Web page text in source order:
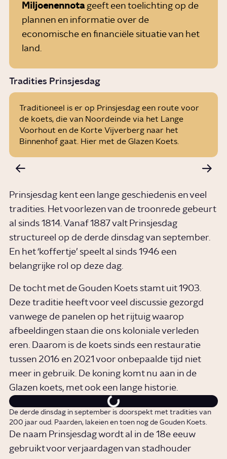
Miljoenennota geeft een toelichting op de
plannen en informatie over de
economische en financiële situatie van het
land.
Tradities Prinsjesdag
Traditioneel is er op Prinsjesdag een route voor
de koets, die van Noordeinde via het Lange
Voorhout en de Korte Vijverberg naar het
Binnenhof gaat. Hier met de Glazen Koets.
Prinsjesdag kent een lange geschiedenis en veel
tradities. Het voorlezen van de troonrede gebeurt
al sinds 1814. Vanaf 1887 valt Prinsjesdag
structureel op de derde dinsdag van september.
En het ‘koffertje’ speelt al sinds 1946 een
belangrijke rol op deze dag.
De tocht met de Gouden Koets stamt uit 1903.
Deze traditie heeft voor veel discussie gezorgd
vanwege de panelen op het rijtuig waarop
afbeeldingen staan die ons koloniale verleden
eren. Daarom is de koets sinds een restauratie
tussen 2016 en 2021 voor onbepaalde tijd niet
meer in gebruik. De koning komt nu aan in de
Glazen koets, met ook een lange historie.
De derde dinsdag in september is doorspekt met tradities van
200 jaar oud. Paarden, lakeien en toen nog de Gouden Koets.
De naam Prinsjesdag wordt al in de 18e eeuw
gebruikt voor verjaardagen van stadhouder